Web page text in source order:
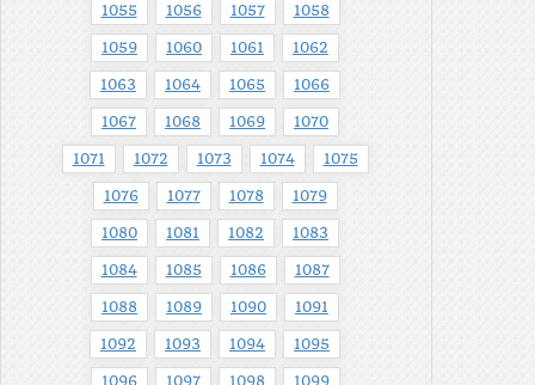
1055 1056 1057 1058
1059 1060 1061 1062
1063 1064 1065 1066
1067 1068 1069 1070
1071 1072 1073 1074 1075
1076 1077 1078 1079
1080 1081 1082 1083
1084 1085 1086 1087
1088 1089 1090 1091
1092 1093 1094 1095
1096 1097 1098 1099